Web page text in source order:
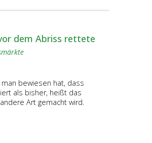
dem Abriss rettete
man bewiesen hat, dass
als bisher, heißt das
Art gemacht wird.